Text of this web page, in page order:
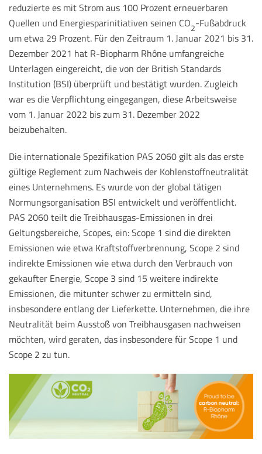
reduzierte es mit Strom aus 100 Prozent erneuerbaren
Quellen und Energiesparinitiativen seinen CO2-Fußabdruck
um etwa 29 Prozent. Für den Zeitraum 1. Januar 2021 bis 31.
Dezember 2021 hat R-Biopharm Rhône umfangreiche
Unterlagen eingereicht, die von der British Standards
Institution (BSI) überprüft und bestätigt wurden. Zugleich
war es die Verpflichtung eingegangen, diese Arbeitsweise
vom 1. Januar 2022 bis zum 31. Dezember 2022
beizubehalten.
Die internationale Spezifikation PAS 2060 gilt als das erste
gültige Reglement zum Nachweis der Kohlenstoffneutralität
eines Unternehmens. Es wurde von der global tätigen
Normungsorganisation BSI entwickelt und veröffentlicht.
PAS 2060 teilt die Treibhausgas-Emissionen in drei
Geltungsbereiche, Scopes, ein: Scope 1 sind die direkten
Emissionen wie etwa Kraftstoffverbrennung, Scope 2 sind
indirekte Emissionen wie etwa durch den Verbrauch von
gekaufter Energie, Scope 3 sind 15 weitere indirekte
Emissionen, die mitunter schwer zu ermitteln sind,
insbesondere entlang der Lieferkette. Unternehmen, die ihre
Neutralität beim Ausstoß von Treibhausgasen nachweisen
möchten, wird geraten, das insbesondere für Scope 1 und
Scope 2 zu tun.